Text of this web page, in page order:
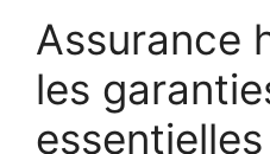
Assurance
les